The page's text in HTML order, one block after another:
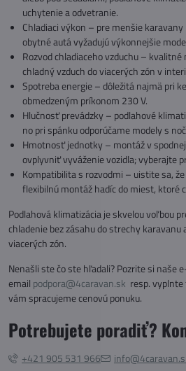
uchytenie a odvetranie.
Chladiaci výkon – pre menšie
obytné autá vyžadujú výkonnejšie
Rozvod chladiaceho vzduchu –
chladný vzduch do viacerých zón v
Spotreba energie – dôležitá najmä pri
obmedzeným príkonom 230 V.
Hlučnosť prevádzky – podlahové
no pri spánku odporúčame modely s
Hmotnosť jednotky – montáž v
ovplyvniť vyváženie vozidla; vyberajte
Kompatibilita s rozvodmi – uistite sa,
flexibilnú montáž hadíc do miest, ktoré
Podlahová klimatizácia je skvelou voľbou
chladenie bez zásahu do strechy
viacerých zón.
Nenašli ste čo ste hľadali? Pozrite si naše
email podpora@4caravan.sk resp.
vám spracujeme cenovú ponuku.
Potrebujete poradiť?
+421 905 531 966